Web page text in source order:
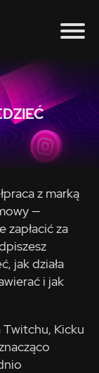
z marką
—
zapłacić za
jak działa
i jak
Twitchu, Kicku